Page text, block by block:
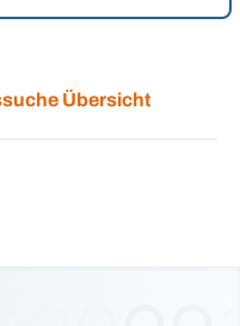
Übersicht